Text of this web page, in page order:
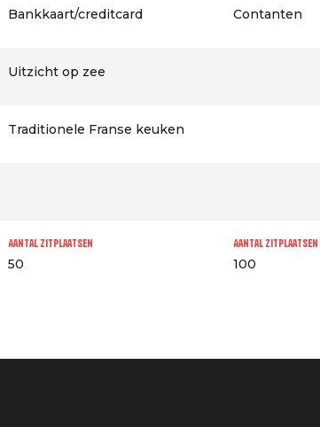
Bankkaart/creditcard Contanten
Uitzicht op zee
Traditionele Franse keuken
Aantal zitplaatsen
50
Aantal
100